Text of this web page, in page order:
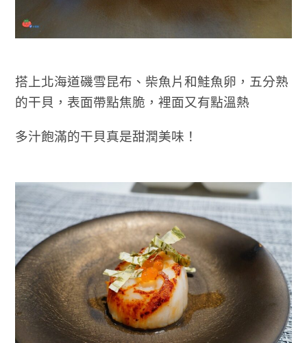
搭上北海道磯雪昆布、柴魚片和鮭魚卵，五分熟
的干貝，表面帶點焦脆，裡面又有點溫熱
多汁飽滿的干貝真是甜潤美味！